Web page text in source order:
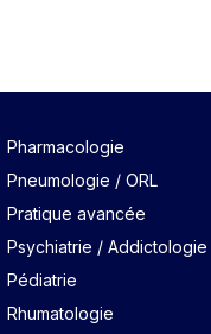
Pharmacologie
Pneumologie / ORL
Pratique avancée
Psychiatrie / Addictologie
Pédiatrie
Rhumatologie